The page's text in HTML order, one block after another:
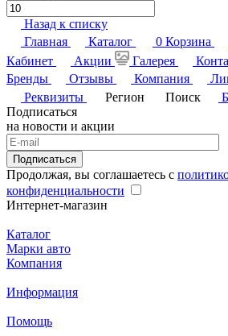
Назад к списку
Главная
Каталог 0 Корзина
Кабинет
Акции Галерея
Бренды
Отзывы Компания
Реквизиты
Регион Поиск
Подписаться
на новости и акции
Подписаться
Продолжая, вы соглашаетесь с
конфиденциальности
Интернет-магазин
Каталог
Марки авто
Компания
Информация
Помощь